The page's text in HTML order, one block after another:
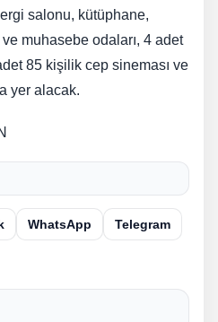
salonu, kütüphane,
muhasebe odaları, 4 adet
85 kişilik cep sineması ve
yer alacak.
WhatsApp Telegram